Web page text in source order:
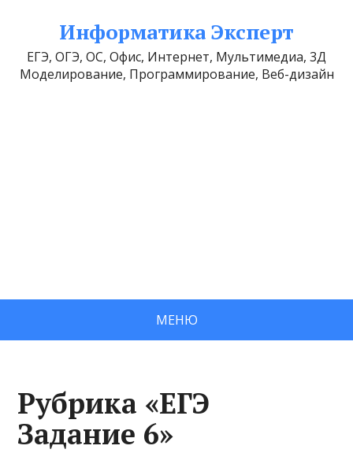
Информатика Эксперт
ЕГЭ, ОГЭ, ОС, Офис, Интернет, Мультимедиа, 3Д
Моделирование, Программирование, Веб-дизайн
МЕНЮ
Рубрика «ЕГЭ
Задание 6»